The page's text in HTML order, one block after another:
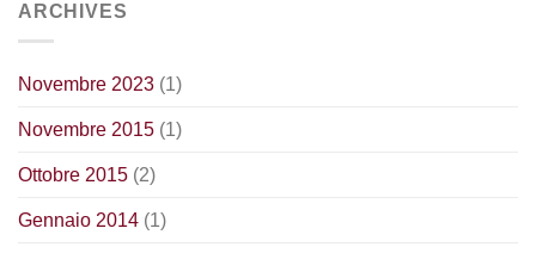
ARCHIVES
Novembre 2023 (1)
Novembre 2015 (1)
Ottobre 2015 (2)
Gennaio 2014 (1)